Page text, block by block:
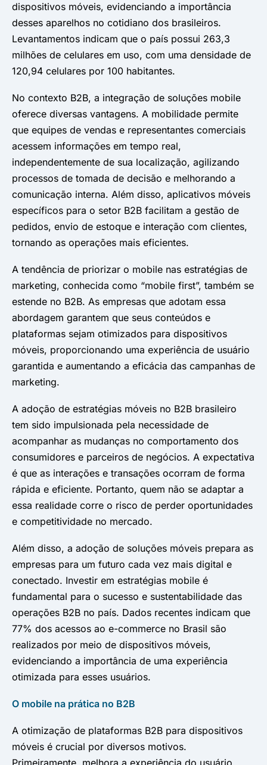
dispositivos móveis, evidenciando a importância
desses aparelhos no cotidiano dos brasileiros.
Levantamentos indicam que o país possui 263,3
milhões de celulares em uso, com uma densidade de
120,94 celulares por 100 habitantes.
No contexto B2B, a integração de soluções mobile
oferece diversas vantagens. A mobilidade permite
que equipes de vendas e representantes comerciais
acessem informações em tempo real,
independentemente de sua localização, agilizando
processos de tomada de decisão e melhorando a
comunicação interna. Além disso, aplicativos móveis
específicos para o setor B2B facilitam a gestão de
pedidos, envio de estoque e interação com clientes,
tornando as operações mais eficientes.
A tendência de priorizar o mobile nas estratégias de
marketing, conhecida como “mobile first”, também se
estende no B2B. As empresas que adotam essa
abordagem garantem que seus conteúdos e
plataformas sejam otimizados para dispositivos
móveis, proporcionando uma experiência de usuário
garantida e aumentando a eficácia das campanhas de
marketing.
A adoção de estratégias móveis no B2B brasileiro
tem sido impulsionada pela necessidade de
acompanhar as mudanças no comportamento dos
consumidores e parceiros de negócios. A expectativa
é que as interações e transações ocorram de forma
rápida e eficiente. Portanto, quem não se adaptar a
essa realidade corre o risco de perder oportunidades
e competitividade no mercado.
Além disso, a adoção de soluções móveis prepara as
empresas para um futuro cada vez mais digital e
conectado. Investir em estratégias mobile é
fundamental para o sucesso e sustentabilidade das
operações B2B no país. Dados recentes indicam que
77% dos acessos ao e-commerce no Brasil são
realizados por meio de dispositivos móveis,
evidenciando a importância de uma experiência
otimizada para esses usuários.
O mobile na prática no B2B
A otimização de plataformas B2B para dispositivos
móveis é crucial por diversos motivos.